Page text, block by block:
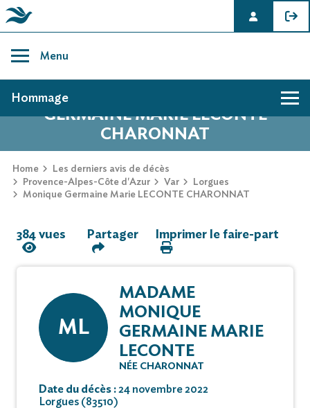
content
Menu
AVIS DE DÉCÈS DE MONIQUE
GERMAINE MARIE LECONTE
CHARONNAT
Home
Les derniers avis de décès
Provence-Alpes-Côte d'Azur
Var
Lorgues
Monique Germaine Marie LECONTE CHARONNAT
Hommage
Mur des souvenirs
Faire-part
384 vues Partager Imprimer le faire-part
ML
MADAME
MONIQUE
GERMAINE MARIE
LECONTE
NÉE CHARONNAT
Date du décès :24 novembre 2022
Lorgues (83510)